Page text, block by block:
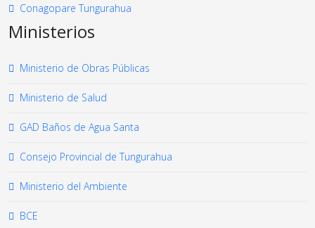
Conagopare Tungurahua
Ministerios
Ministerio de Obras Públicas
Ministerio de Salud
GAD Baños de Agua Santa
Consejo Provincial de Tungurahua
Ministerio del Ambiente
BCE